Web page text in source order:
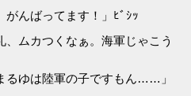
がんばってます！」ﾋﾞｼｯ
ムカつくなぁ。海軍じゃこう
ゆは陸軍の子ですもん……」